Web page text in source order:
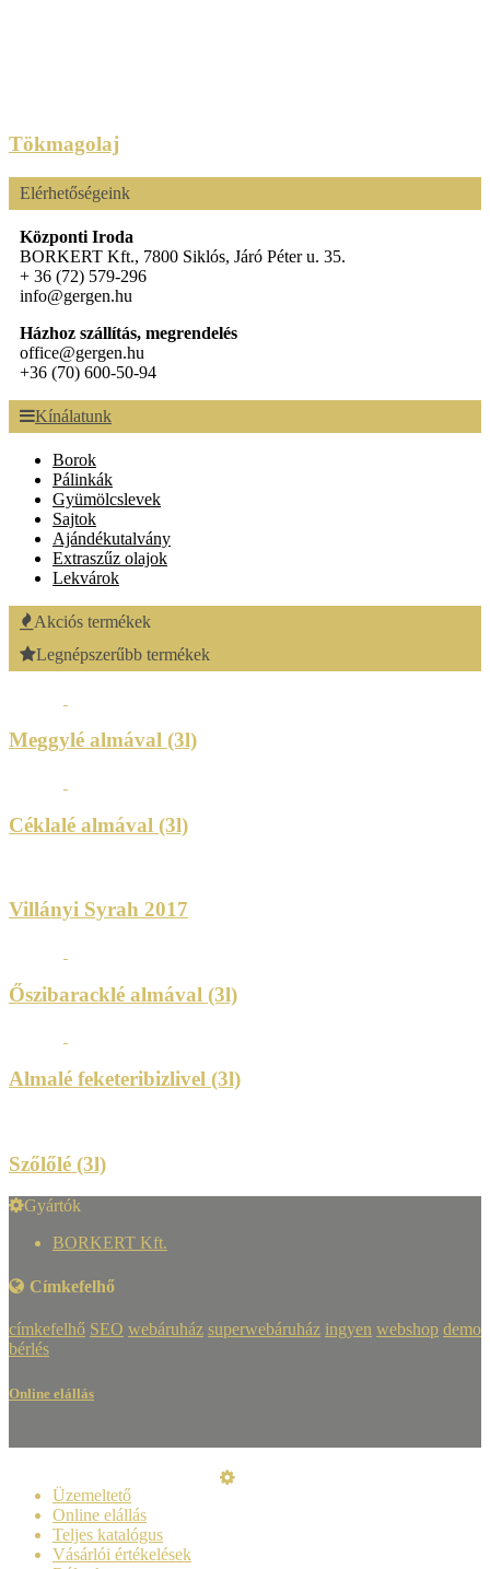
Tökmagolaj
Elérhetőségeink
Központi Iroda
BORKERT Kft., 7800 Siklós, Járó Péter u. 35.
+ 36 (72) 579-296
info@gergen.hu
Házhoz szállítás, megrendelés
office@gergen.hu
+36 (70) 600-50-94
Kínálatunk
Borok
Pálinkák
Gyümölcslevek
Sajtok
Ajándékutalvány
Extraszűz olajok
Lekvárok
Akciós termékek
Legnépszerűbb termékek
Meggylé almával (3l)
Céklalé almával (3l)
Villányi Syrah 2017
Őszibaracklé almával (3l)
Almalé feketeribizlivel (3l)
Szőlőlé (3l)
Gyártók
BORKERT Kft.
Címkefelhő
címkefelhő SEO webáruház superwebáruház ingyen webshop demo
bérlés
Online elállás
Üzemeltető
Online elállás
Teljes katalógus
Vásárlói értékelések